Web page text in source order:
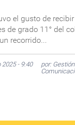
el gusto de
de grado 11° del
recorrido...
2025 - 9:40
por: